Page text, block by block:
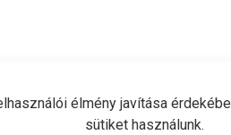
élmény javítása
sütiket használunk.